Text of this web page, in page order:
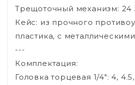
Трещоточный механизм: 24
Кейс: из прочного
пластика, с
---
Комплектация:
Головка торцевая 1/4": 4,